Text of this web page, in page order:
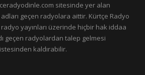
sitesinde yer alan
adları geçen radyolara aittir. Kürtçe Radyo
yayınları üzerinde hiçbir hak iddaa
geçen radyolardan talep gelmesi
kaldırabilir.